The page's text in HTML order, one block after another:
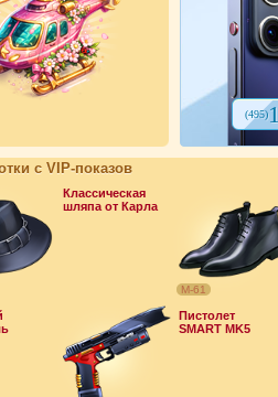
(495)
с VIP-показов
Классическая
шляпа от Карла
М-61
Пистолет
SMART MK5